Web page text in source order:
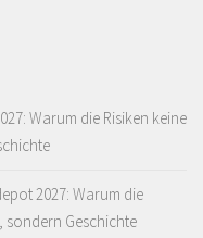
Warum die Risiken keine
2027: Warum die
sondern Geschichte